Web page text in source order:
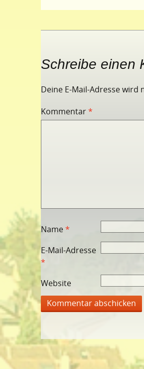
Schreibe einen
Deine E-Mail-Adresse
Kommentar*
Name*
E-Mail-Adresse
*
Website